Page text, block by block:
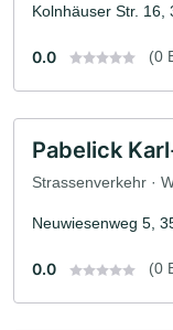
Kolnhäuser Str. 16,
0.0 (0
Pabelick
Strassenverkehr ·
Neuwiesenweg 5,
0.0 (0